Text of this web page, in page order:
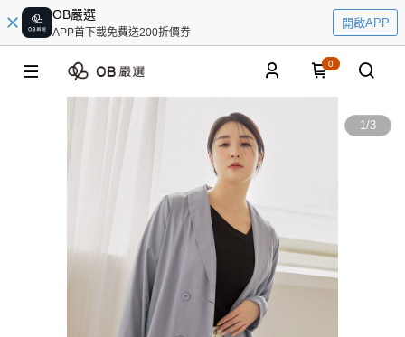
OB嚴選
APP首下載免費送200折價券
開啟APP
0
1/3